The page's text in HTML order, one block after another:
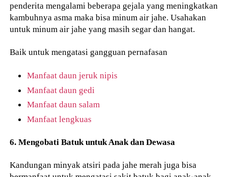
penderita mengalami beberapa gejala yang meningkatkan
kambuhnya asma maka bisa minum air jahe. Usahakan
untuk minum air jahe yang masih segar dan hangat.
Baik untuk mengatasi gangguan pernafasan
Manfaat daun jeruk nipis
Manfaat daun gedi
Manfaat daun salam
Manfaat lengkuas
6. Mengobati Batuk untuk Anak dan Dewasa
Kandungan minyak atsiri pada jahe merah juga bisa